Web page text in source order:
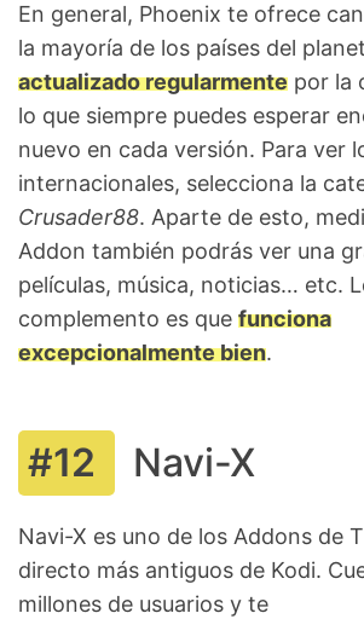
En general, Phoenix te ofrece
la mayoría de los países del
actualizado regularmente por la
lo que siempre puedes esperar
nuevo en cada versión. Para ver
internacionales, selecciona la
Crusader88. Aparte de esto,
Addon también podrás ver una
películas, música, noticias… etc.
complemento es que funciona
excepcionalmente bien.
Navi-X
Navi-X es uno de los Addons de
directo más antiguos de Kodi.
millones de usuarios y te